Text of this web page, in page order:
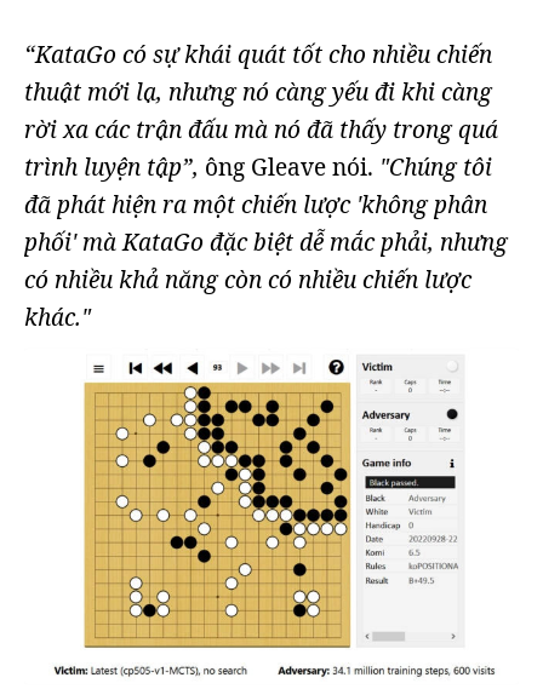
“KataGo có sự khái quát tốt cho nhiều chiến
thuật mới lạ, nhưng nó càng yếu đi khi càng
rời xa các trận đấu mà nó đã thấy trong quá
trình luyện tập”, ông Gleave nói. "Chúng tôi
đã phát hiện ra một chiến lược 'không phân
phối' mà KataGo đặc biệt dễ mắc phải, nhưng
có nhiều khả năng còn có nhiều chiến lược
khác."